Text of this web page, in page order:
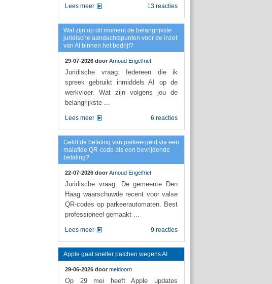
13 reacties
Lees meer
Wat zijn op dit moment de belangrijkste
juridische aandachtspunten voor de inzet
van AI binnen het bedrijf?
29-07-2026 door Arnoud Engelfriet
Juridische vraag: Iedereen die ik
spreek gebruikt inmiddels AI op de
werkvloer. Wat zijn volgens jou de
belangrijkste ...
6 reacties
Lees meer
Geldt de betaling van parkeergeld via een
malafide QR-code als een bevrijdende
betaling?
22-07-2026 door Arnoud Engelfriet
Juridische vraag: De gemeente Den
Haag waarschuwde recent voor valse
QR-codes op parkeerautomaten. Best
professioneel gemaakt ...
9 reacties
Lees meer
Apple gaat sneller patchen wegens AI
29-06-2026 door meidoorn
Op 29 mei heeft Apple updates